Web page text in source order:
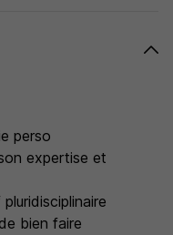
perso
expertise et
bien faire